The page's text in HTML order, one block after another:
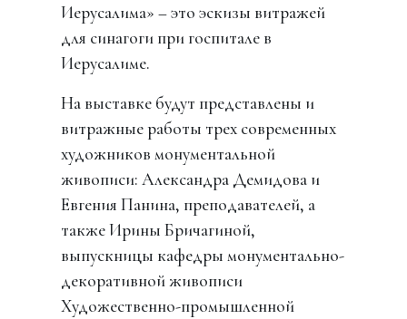
Иерусалима» – это эскизы витражей
для синагоги при госпитале в
Иерусалиме.
На выставке будут представлены и
витражные работы трех современных
художников монументальной
живописи: Александра Демидова и
Евгения Панина, преподавателей, а
также Ирины Бричагиной,
выпускницы кафедры монументально-
декоративной живописи
Художественно-промышленной